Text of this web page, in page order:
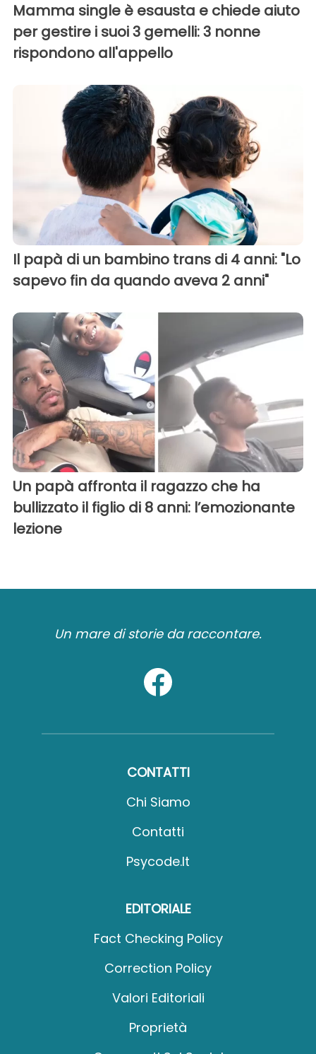
Mamma single è esausta e chiede aiuto
per gestire i suoi 3 gemelli: 3 nonne
rispondono all'appello
Il papà di un bambino trans di 4 anni: "Lo
sapevo fin da quando aveva 2 anni"
Un papà affronta il ragazzo che ha
bullizzato il figlio di 8 anni: l’emozionante
lezione
Un mare di storie da raccontare.
CONTATTI
Chi Siamo
Contatti
Psycode.it
EDITORIALE
Fact Checking Policy
Correction Policy
Valori Editoriali
Proprietà